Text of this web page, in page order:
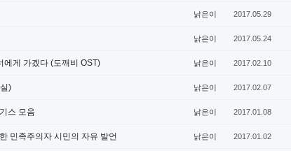
낡은이 2017.05.29
낡은이 2017.05.24
에게 가겠다 (도깨비 OST) 낡은이 2017.02.10
) 낡은이 2017.02.07
스 모음 낡은이 2017.01.08
민족주의자 시민의 자유 발언 낡은이 2017.01.02